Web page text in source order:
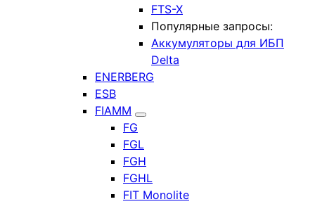
FTS-X
Популярные запросы:
Аккумуляторы для ИБП
Delta
ENERBERG
ESB
FIAMM
FG
FGL
FGH
FGHL
FIT Monolite